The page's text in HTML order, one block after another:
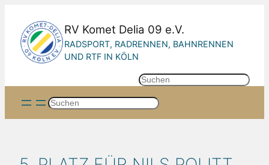
springen
RV Komet Delia 09 e.V.
RADSPORT, RADRENNEN, BAHNRENNEN
UND RTF IN KÖLN
S
Suchen